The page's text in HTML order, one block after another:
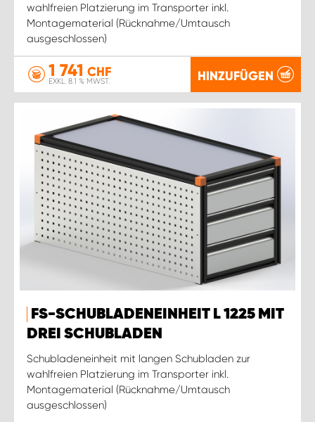
wahlfreien Platzierung im Transporter inkl.
Montagematerial (Rücknahme/Umtausch
ausgeschlossen)
1 741 CHF
EXKL. 8.1 % MWST. HINZUFÜGEN
FS-SCHUBLADENEINHEIT L 1225 MIT
DREI SCHUBLADEN
Schubladeneinheit mit langen Schubladen zur
wahlfreien Platzierung im Transporter inkl.
Montagematerial (Rücknahme/Umtausch
ausgeschlossen)